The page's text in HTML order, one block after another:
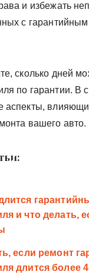
и избежать
с
сколько дней
по гарантии. В
аспекты,
вашего авто.
и что делать,
если ремонт
длится более